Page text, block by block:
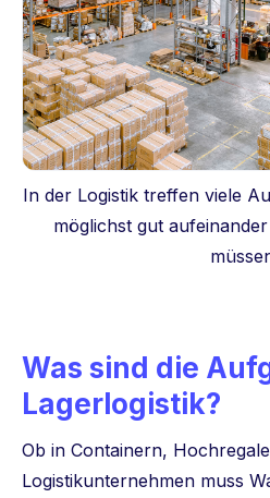
In der Logistik treffen viele
möglichst gut
Was sind die
Lagerlogistik?
Ob in Containern,
Logistikunternehmen muss